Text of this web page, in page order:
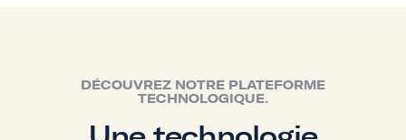
DÉCOUVREZ NOTRE PLATEFORME
TECHNOLOGIQUE.